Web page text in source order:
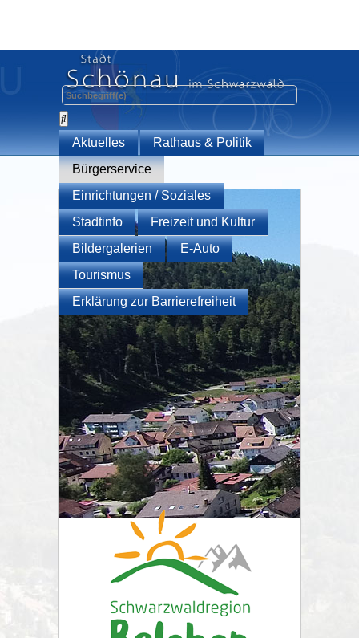
Aktuelles
Rathaus & Politik
Bürgerservice
Einrichtungen / Soziales
Stadtinfo
Freizeit und Kultur
Bildergalerien
E-Auto
Tourismus
Erklärung zur Barrierefreiheit